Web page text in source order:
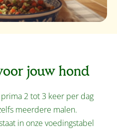
jouw hond
2 tot 3 keer per dag
meerdere malen.
in onze voedingstabel